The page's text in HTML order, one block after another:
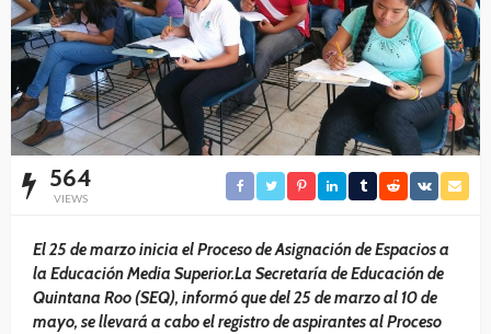
564
VIEWS
El 25 de marzo inicia el Proceso de Asignación de Espacios a
la Educación Media Superior.La Secretaría de Educación de
Quintana Roo (SEQ), informó que del 25 de marzo al 10 de
mayo, se llevará a cabo el registro de aspirantes al Proceso